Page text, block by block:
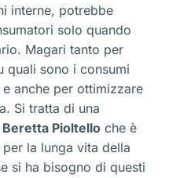
interne, potrebbe
solo quando
Magari tanto per
quali sono i consumi
anche per ottimizzare
Si tratta di una
Pioltello che è
la lunga vita della
si ha bisogno di questi